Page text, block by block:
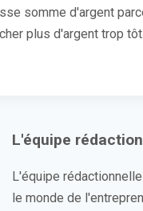
somme d'argent
plus d'argent trop tôt.
L'équipe
L'équipe
le monde de